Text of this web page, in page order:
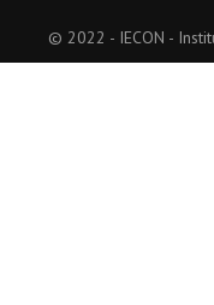
© 2022 - IECON -